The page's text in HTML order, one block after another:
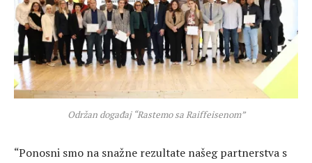
Održan događaj “Rastemo sa Raiffeisenom”
“Ponosni smo na snažne rezultate našeg partnerstva s